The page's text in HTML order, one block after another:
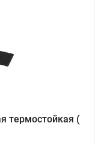
термостойкая (